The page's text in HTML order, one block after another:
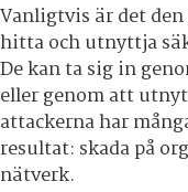
Vanligtvis är det
hitta och utnyttja
De kan ta sig in
eller genom att
attackerna har
resultat: skada på
nätverk.